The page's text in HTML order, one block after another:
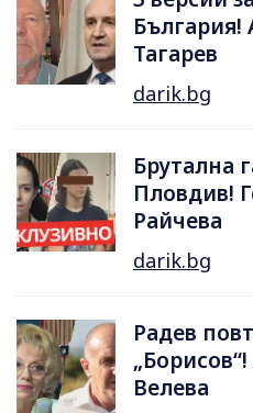
България!
Тагарев
darik.bg
Брутална
Пловдив!
Райчева
darik.bg
Радев
Велева